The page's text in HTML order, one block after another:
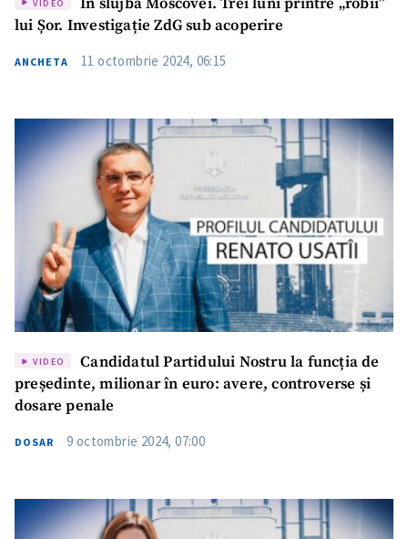
VIDEO
lui Șor. Investigație ZdG sub acoperire
ANCHETA 11 octombrie 2024, 06:15
VIDEO
Candidatul Partidului Nostru la funcția de
președinte, milionar în euro: avere, controverse și
dosare penale
DOSAR 9 octombrie 2024, 07:00